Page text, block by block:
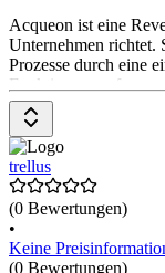
Acqueon ist eine
Unternehmen richtet.
Prozesse durch eine
Funktionen umfassen
Analysen,
Datenplattform.
trellus
(0 Bewertungen)
•
Keine
(0 Bewertungen)